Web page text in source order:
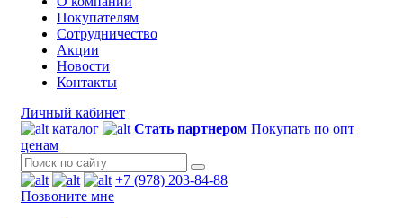
Покупателям
Сотрудничество
Акции
Новости
Контакты
Личный кабинет
каталог
Стать партнером Покупать по опт
ценам
+7 (978) 203-84-88
Позвоните мне